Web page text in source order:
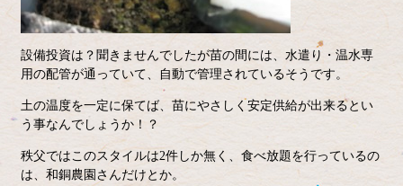
設備投資は？聞きませんでしたが苗の間には、水遣り・温水専
用の配管が通っていて、自動で管理されているそうです。
土の温度を一定に保てば、苗にやさしく安定供給が出来るとい
う事なんでしょうか！？
秩父ではこのスタイルは2件しか無く、食べ放題を行っているの
は、和銅農園さんだけとか。